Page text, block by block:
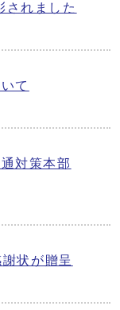
されました
て
対策本部
状が贈呈